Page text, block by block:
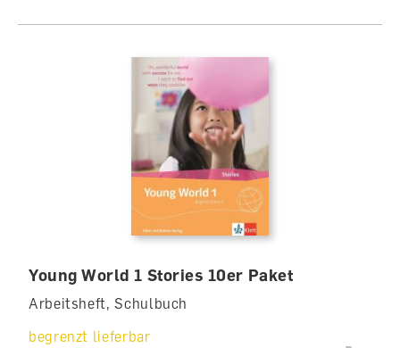
Young World 1 Stories 10er Paket
Arbeitsheft, Schulbuch
begrenzt lieferbar